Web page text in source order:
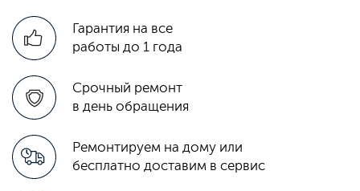
Гарантия на все
работы до 1 года
Срочный ремонт
в день обращения
Ремонтируем на дому или
бесплатно доставим в сервис